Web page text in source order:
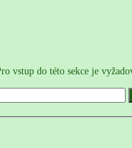
vstup do této sekce je